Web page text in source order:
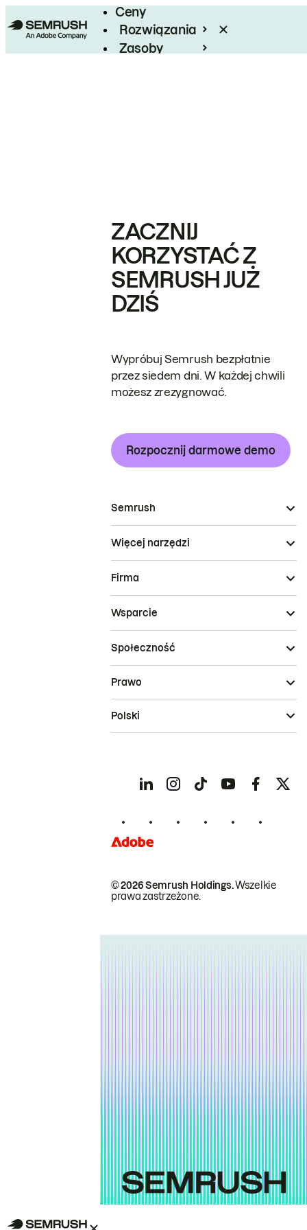
Ceny
Rozwiązania
Zasoby
ZACZNIJ
KORZYSTAĆ Z
SEMRUSH JUŻ
DZIŚ
Wypróbuj Semrush bezpłatnie
przez siedem dni. W każdej chwili
możesz zrezygnować.
Rozpocznij darmowe demo
Semrush
Więcej narzędzi
Firma
Wsparcie
Społeczność
© 2026 Semrush Holdings.Wszelkie
prawa zastrzeżone.
Prawo
Polski